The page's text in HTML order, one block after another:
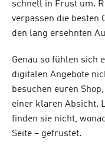
schnell in Frust um.
verpassen die besten
den lang ersehnten
Genau so fühlen sich
digitalen Angebote
besuchen euren
einer klaren Absicht.
finden sie nicht,
Seite – gefrustet.